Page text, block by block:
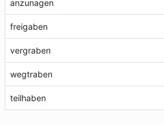
anzunagen
freigaben
vergraben
wegtraben
teilhaben